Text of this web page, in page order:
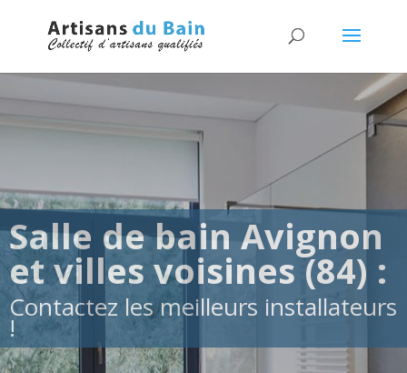
Salle de bain Avignon
et villes voisines (84) :
Contactez les meilleurs installateurs
!